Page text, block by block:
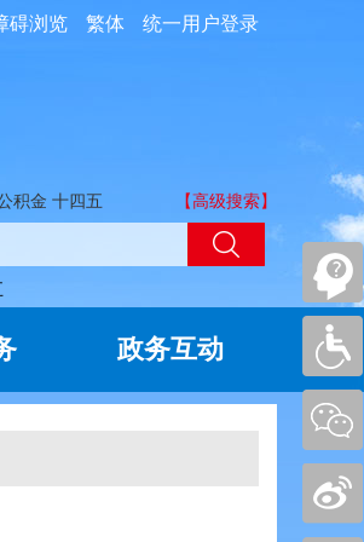
统一用户登录
繁体
碍浏览
积金 十四五 【高级搜索】
政务互动